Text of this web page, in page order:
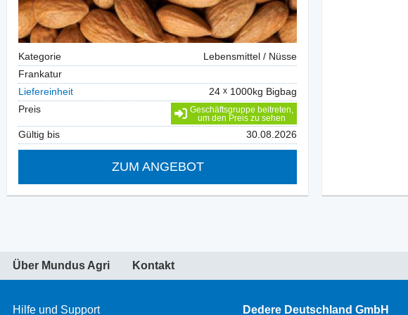
Kategorie
Lebensmittel / Nüsse
Frankatur
Liefereinheit
24
1000kg Bigbag
Preis
Geschäftsgruppe beitreten,
um den Preis zu sehen
Gültig bis 30.08.2026
ZUM ANGEBOT
Über Mundus Agri Kontakt
Hilfe und Support Dedere Deutschland GmbH